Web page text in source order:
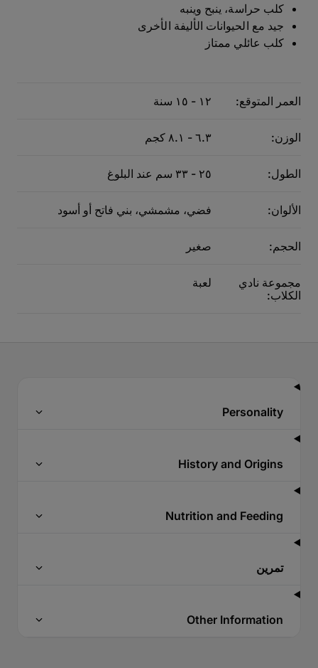
كلب حراسة، ينبح وينبه
جيد مع الحيوانات الأليفة الأخرى
كلب عائلي ممتاز
العمر المتوقع: ١٢ - ١٥ سنة
الوزن: ٦.٣ - ٨.١ كجم
الطول: ٢٥ - ٣٣ سم عند البلوغ
الألوان: فضي، مشمشي، بني فاتح أو أسود
الحجم: صغير
مجموعة نادي
الكلاب:
لعبة
Personality
History and Origins
Nutrition and Feeding
تمرين
Other Information